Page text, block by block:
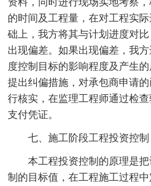
的时间及工程量，在对工程实
础上，我方将其与计划进度对
出现偏差。如果出现偏差，我
度控制目标的影响程度及产生
提出纠偏措施，对承包商申请
行核实，在监理工程师通过检
支付凭证。
七、施工阶段工程投资控制
本工程投资控制的原理是
制的目标值，在工程施工过程